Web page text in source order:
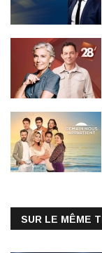
SUR LE MÊME